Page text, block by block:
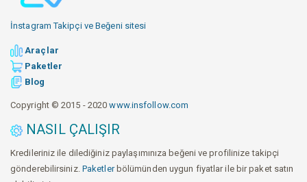
İnstagram Takipçi ve Beğeni sitesi
Araçlar
Paketler
Blog
Copyright © 2015 - 2020www.insfollow.com
NASIL ÇALIŞIR
Kredileriniz ile dilediğiniz paylaşımınıza beğeni ve profilinize takipçi
gönderebilirsiniz. Paketlerbölümünden uygun fiyatlar ile bir paket satın